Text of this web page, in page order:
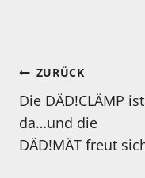
ZURÜCK
Die DÄD!CLÄMP ist
da…und die
DÄD!MÄT freut